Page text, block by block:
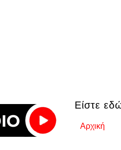
Είστε
Αρχική